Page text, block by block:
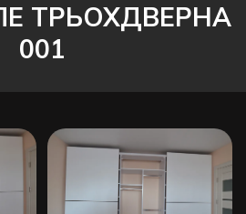
ТРЬОХДВЕРНА
001